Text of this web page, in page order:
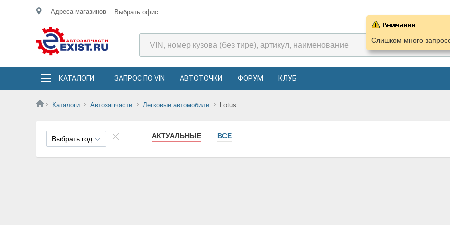
Адреса магазинов Выбрать офис
КАТАЛОГИ ЗАПРОС ПО VIN АВТОТОЧКИ ФОРУМ КЛУБ
Каталоги Автозапчасти Легковые автомобили Lotus
Слишком много
Выбрать год АКТУАЛЬНЫЕ ВСЕ